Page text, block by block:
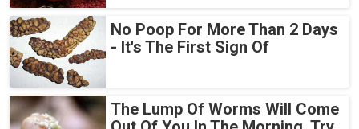
No Poop For More Than 2 Days
- It's The First Sign Of
The Lump Of Worms Will Come